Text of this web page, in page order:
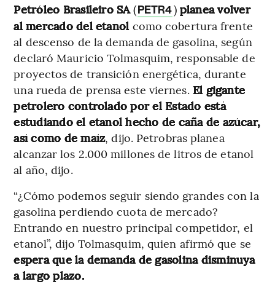
Petróleo Brasileiro SA(PETR4) planea volver
al mercado del etanol como cobertura frente
al descenso de la demanda de gasolina, según
declaró Mauricio Tolmasquim, responsable de
proyectos de transición energética, durante
una rueda de prensa este viernes. El gigante
petrolero controlado por el Estado está
estudiando el etanol hecho de caña de azúcar,
así como de maíz, dijo. Petrobras planea
alcanzar los 2.000 millones de litros de etanol
al año, dijo.
“¿Cómo podemos seguir siendo grandes con la
gasolina perdiendo cuota de mercado?
Entrando en nuestro principal competidor, el
etanol”, dijo Tolmasquim, quien afirmó que se
espera que la demanda de gasolina disminuya
a largo plazo.